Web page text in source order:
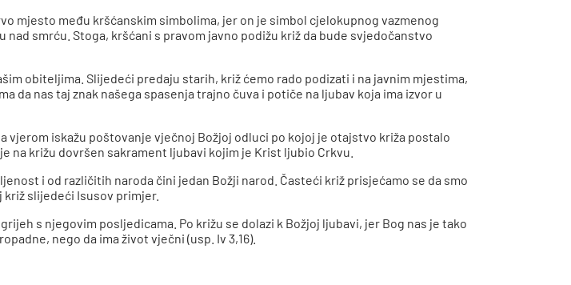
mjesto među kršćanskim simbolima, jer on je simbol cjelokupnog vazmenog
smrću. Stoga, kršćani s pravom javno podižu križ da bude svjedočanstvo
obiteljima. Slijedeći predaju starih, križ ćemo rado podizati i na javnim mjestima,
da nas taj znak našega spasenja trajno čuva i potiče na ljubav koja ima izvor u
vjerom iskažu poštovanje vječnoj Božjoj odluci po kojoj je otajstvo križa postalo
na križu dovršen sakrament ljubavi kojim je Krist ljubio Crkvu.
i od različitih naroda čini jedan Božji narod. Časteći križ prisjećamo se da smo
slijedeći Isusov primjer.
s njegovim posljedicama. Po križu se dolazi k Božjoj ljubavi, jer Bog nas je tako
nego da ima život vječni (usp. Iv 3,16).